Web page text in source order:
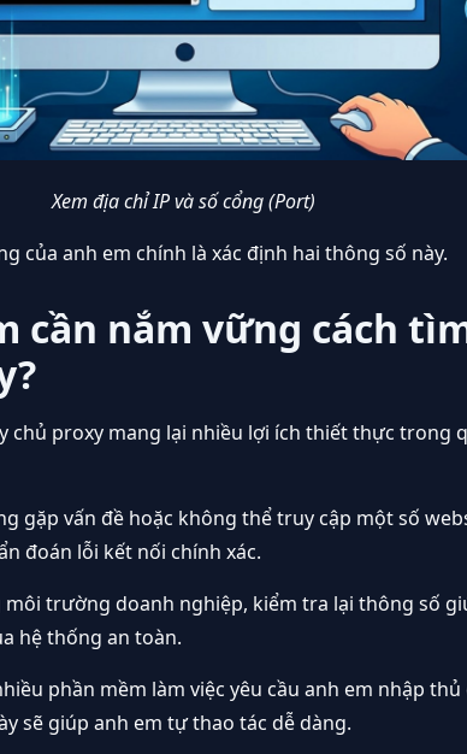
Xem địa chỉ IP và số cổng (Port)
của anh em chính là xác định hai thông số này.
cần nắm vững cách
chủ proxy mang lại nhiều lợi ích thiết thực trong
gặp vấn đề hoặc không thể truy cập một số
đoán lỗi kết nối chính xác.
trường doanh nghiệp, kiểm tra lại thông số
hệ thống an toàn.
phần mềm làm việc yêu cầu anh em nhập
sẽ giúp anh em tự thao tác dễ dàng.